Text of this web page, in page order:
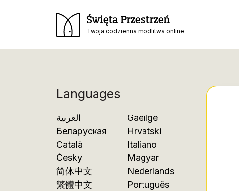
Święta Przestrzeń
Twoja codzienna modlitwa online
Languages
العربية
Беларуская
Català
Česky
简体中文
繁體中文
Gaeilge
Hrvatski
Italiano
Magyar
Nederlands
Português